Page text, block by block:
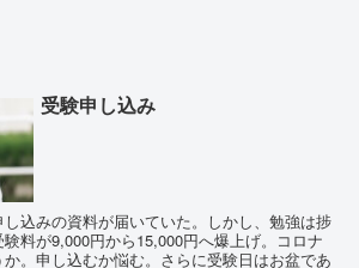
受験申し込み
込みの資料が届いていた。しかし、勉強は捗
料が9,000円から15,000円へ爆上げ。コロナ
。申し込むか悩む。さらに受験日はお盆であ